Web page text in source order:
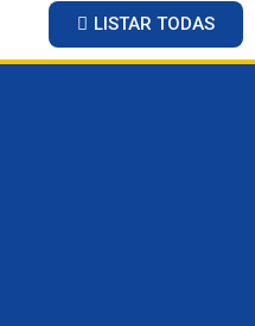
LISTAR TODAS